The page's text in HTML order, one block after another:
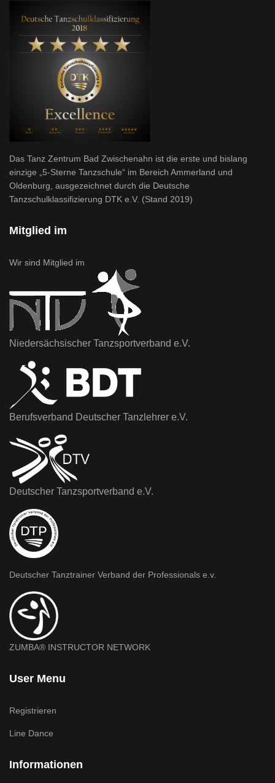
Das Tanz Zentrum Bad Zwischenahn ist die erste und bislang
einzige „5-Sterne Tanzschule“ im Bereich Ammerland und
Oldenburg, ausgezeichnet durch die Deutsche
Tanzschulklassifizierung DTK e.V. (Stand 2019)
Mitglied im
Wir sind Mitglied im
Niedersächsischer Tanzsportverband e.V.
Berufsverband Deutscher Tanzlehrer e.V.
Deutscher Tanzsportverband e.V.
Deutscher Tanztrainer Verband der Professionals e.v.
ZUMBA® INSTRUCTOR NETWORK
User Menu
Registrieren
Line Dance
Informationen